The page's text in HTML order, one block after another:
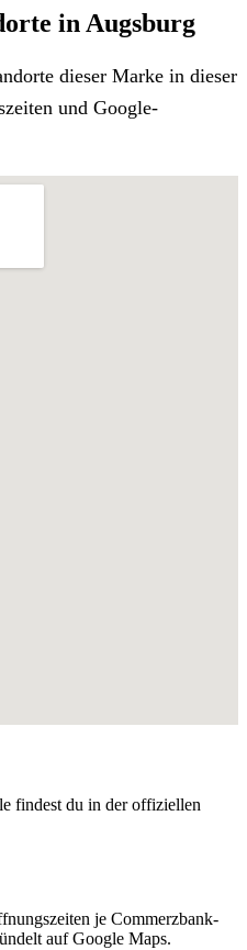
in Augsburg
dieser Marke in dieser
und Google-
findest du in der offiziellen
je Commerzbank-
auf Google Maps.